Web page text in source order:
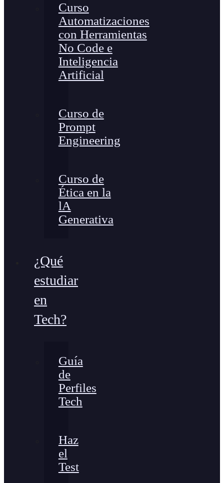
Curso
Automatizaciones
con Herramientas
No Code e
Inteligencia
Artificial
Curso de
Prompt
Engineering
Curso de
Ética en la
lA
Generativa
¿Qué
estudiar
en
Tech?
Guía
de
Perfiles
Tech
Haz
el
Test